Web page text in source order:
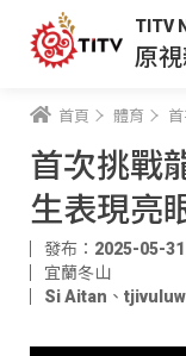
TITV
原
首頁 體育
首次挑戰
生表現亮
發布：2025-05-
宜蘭冬山
Si Aitan 、